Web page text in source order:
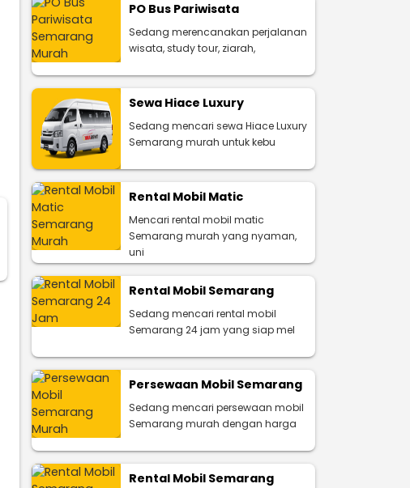
PO Bus Pariwisata
Sedang merencanakan perjalanan
wisata, study tour, ziarah,
Sewa Hiace Luxury
Sedang mencari sewa Hiace Luxury
Semarang murah untuk kebu
Rental Mobil Matic
Mencari rental mobil matic
Semarang murah yang nyaman,
uni
Rental Mobil Semarang
Sedang mencari rental mobil
Semarang 24 jam yang siap mel
Persewaan Mobil Semarang
Sedang mencari persewaan mobil
Semarang murah dengan harga
Rental Mobil Semarang